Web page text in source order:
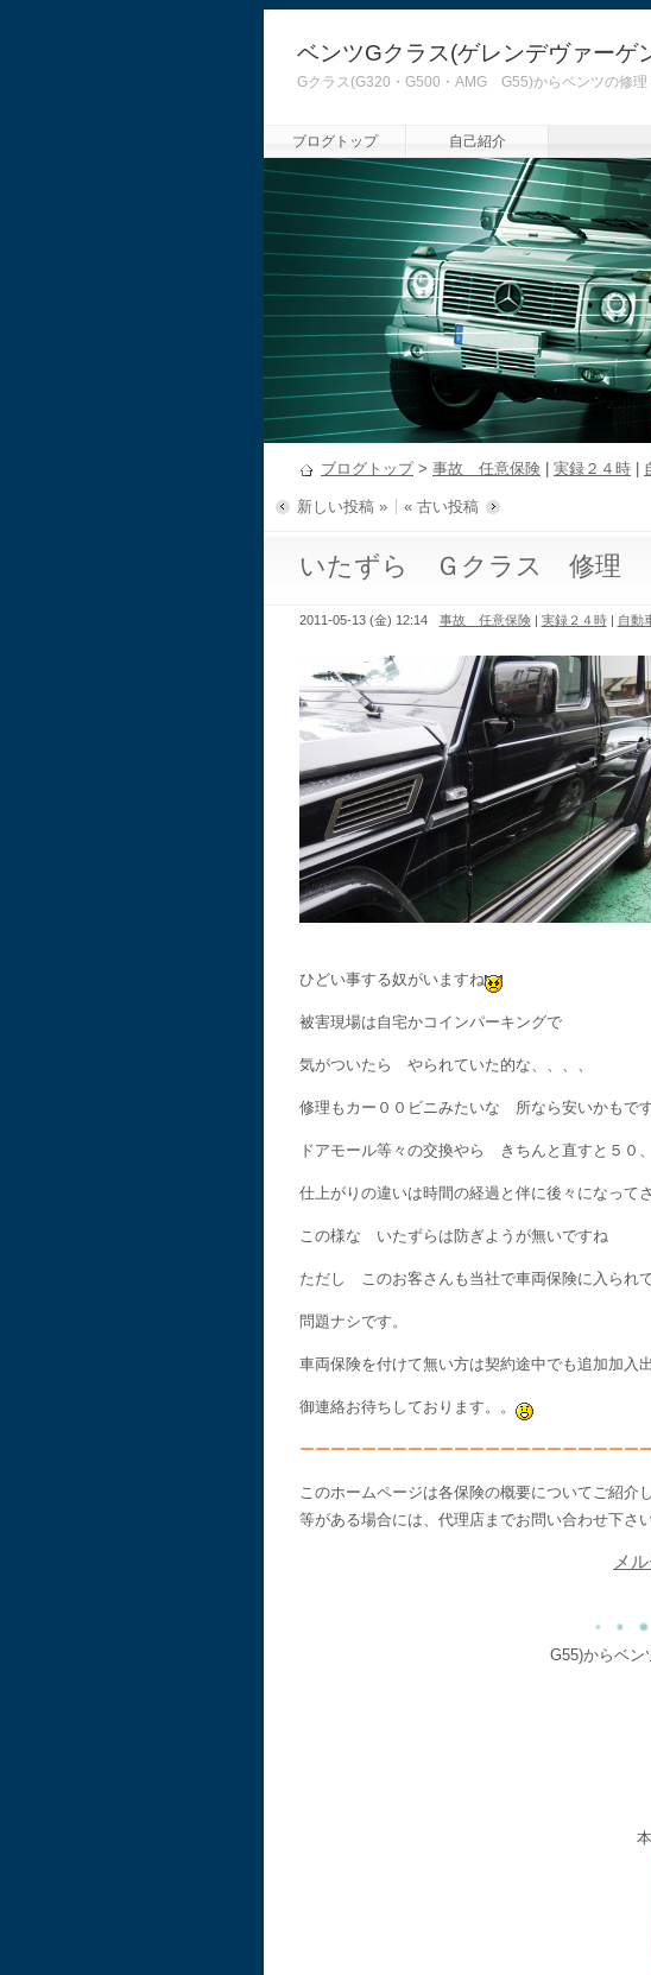
ベンツGクラス(ゲレンデヴァーゲ
Gクラス(G320・G500・AMG G55)からベンツの修
ブログトップ 自己紹介
ブログトップ> 事故 任意保険 実録２４時
新しい投稿 » « 古い投稿
いたずら Ｇクラス 修理
2011-05-13 (金) 12:14 事故 任意保険| 実録２４時| 自動
ひどい事する奴がいますね
被害現場は自宅かコインパーキングで
気がついたら やられていた的な、、、、
修理もカー００ビニみたいな 所なら安いかもです
ドアモール等々の交換やら きちんと直すと５０
仕上がりの違いは時間の経過と伴に後々になって
この様な いたずらは防ぎようが無いですね
ただし このお客さんも当社で車両保険に入られ
問題ナシです。
車両保険を付けて無い方は契約途中でも追加加入
御連絡お待ちしております。。
ーーーーーーーーーーーーーーーーーーーーーー
このホームページは各保険の概要についてご紹介
等がある場合には、代理店までお問い合わせ下さい
メ
G55)からベン